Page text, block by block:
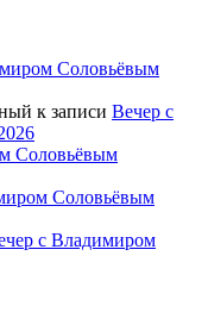
Соловьёвым
к записи Вечер с
Соловьёвым
Соловьёвым
с Владимиром